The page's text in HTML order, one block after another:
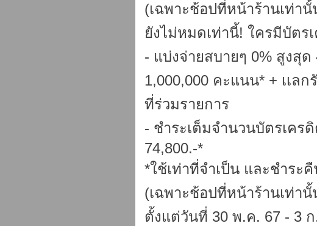
(เฉพาะช้อปที่หน้าร้านเท่านั้
ยังไม่หมดเท่านี้! ใครมีบัตร
- แบ่งจ่ายสบายๆ 0% สูงสุ
1,000,000 คะแนน* + เเล
ที่ร่วมรายการ
- ชำระเต็มจำนวนบัตรเคร
74,800.-*
*ใช้เท่าที่จำเป็น และชำระ
(เฉพาะช้อปที่หน้าร้านเท่านั้
ตั้งแต่วันที่ 30 พ.ค. 67 - 3